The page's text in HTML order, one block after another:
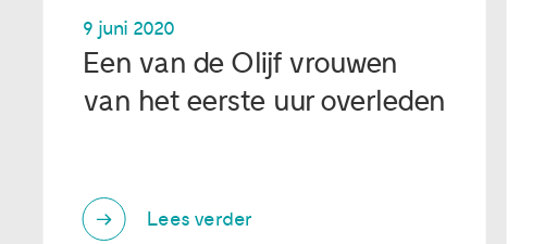
9 juni 2020
Een van de Olijf vrouwen
van het eerste uur overleden
Lees verder